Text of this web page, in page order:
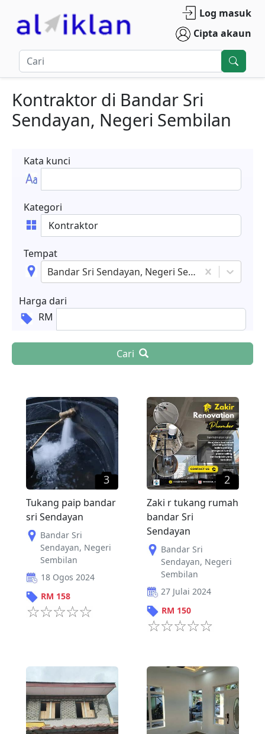
Log masuk
Cipta akaun
Kontraktor di Bandar Sri
Sendayan, Negeri Sembilan
Kata kunci
Kategori
Tempat
Bandar Sri Sendayan, Negeri Sembilan
Harga dari
RM
Cari
3
Tukang paip bandar
sri Sendayan
Bandar Sri
Sendayan, Negeri
Sembilan
18 Ogos 2024
RM 158
2
Zaki r tukang rumah
bandar Sri
Sendayan
Bandar Sri
Sendayan, Negeri
Sembilan
27 Julai 2024
RM 150